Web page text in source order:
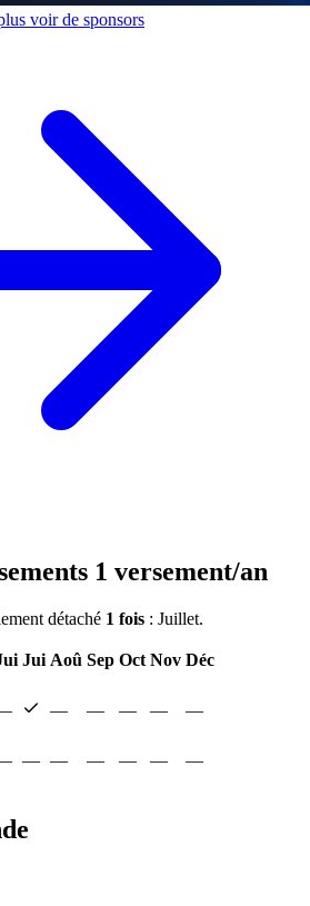
voir de sponsors
1 versement/an
détaché 1 fois : Juillet.
Jui Aoû Sep Oct Nov Déc
— — — —
—
— — — — —
—